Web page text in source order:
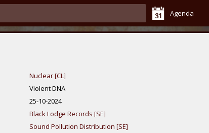
Agenda
Nuclear [CL]
Violent DNA
25-10-2024
Black Lodge Records [SE]
Sound Pollution Distribution [SE]